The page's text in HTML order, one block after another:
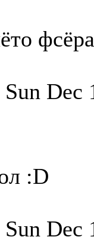
Dec
:D
Dec